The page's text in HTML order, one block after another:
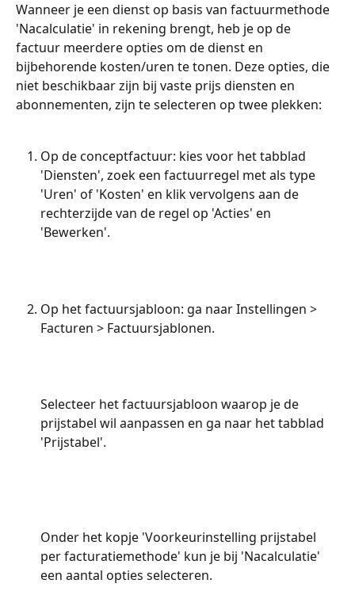
Wanneer je een dienst op basis van factuurmethode
'Nacalculatie' in rekening brengt, heb je op de
factuur meerdere opties om de dienst en
bijbehorende kosten/uren te tonen. Deze opties, die
niet beschikbaar zijn bij vaste prijs diensten en
abonnementen, zijn te selecteren op twee plekken:
Op de conceptfactuur: kies voor het tabblad
'Diensten', zoek een factuurregel met als type
'Uren' of 'Kosten' en klik vervolgens aan de
rechterzijde van de regel op 'Acties' en
'Bewerken'.
Op het factuursjabloon: ga naar Instellingen >
Facturen > Factuursjablonen.
Selecteer het factuursjabloon waarop je de
prijstabel wil aanpassen en ga naar het tabblad
'Prijstabel'.
Onder het kopje 'Voorkeurinstelling prijstabel
per facturatiemethode' kun je bij 'Nacalculatie'
een aantal opties selecteren.